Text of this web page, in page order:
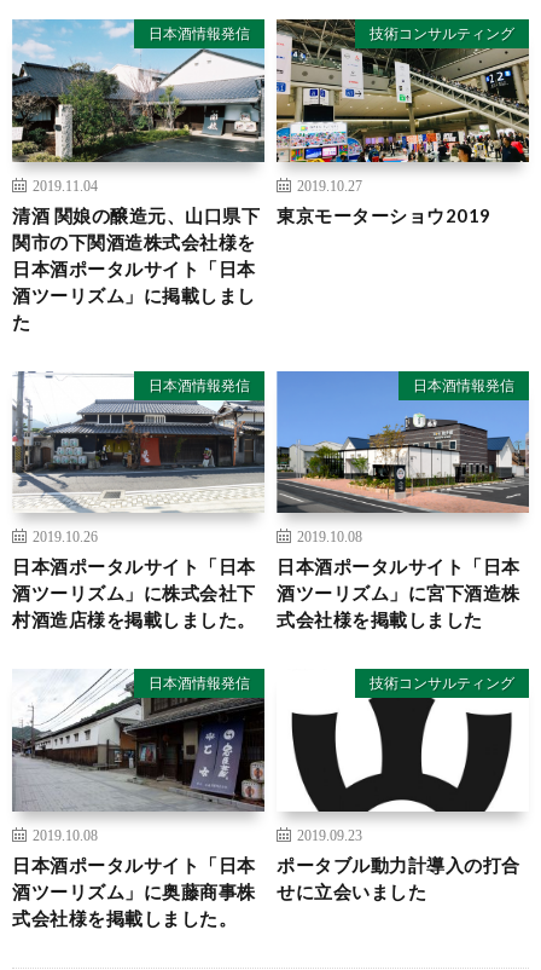
日本酒情報発信
2019.11.04
清酒 関娘の醸造元、山口県下
関市の下関酒造株式会社様を
日本酒ポータルサイト「日本
酒ツーリズム」に掲載しまし
た
技術コンサルティング
2019.10.27
東京モーターショウ2019
日本酒情報発信
2019.10.26
日本酒ポータルサイト「日本
酒ツーリズム」に株式会社下
村酒造店様を掲載しました。
日本酒情報発信
2019.10.08
日本酒ポータルサイト「日本
酒ツーリズム」に宮下酒造株
式会社様を掲載しました
日本酒情報発信
2019.10.08
日本酒ポータルサイト「日本
酒ツーリズム」に奥藤商事株
式会社様を掲載しました。
技術コンサルティング
2019.09.23
ポータブル動力計導入の打合
せに立会いました